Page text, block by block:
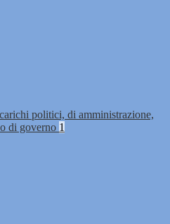
politici, di amministrazione,
di governo 1